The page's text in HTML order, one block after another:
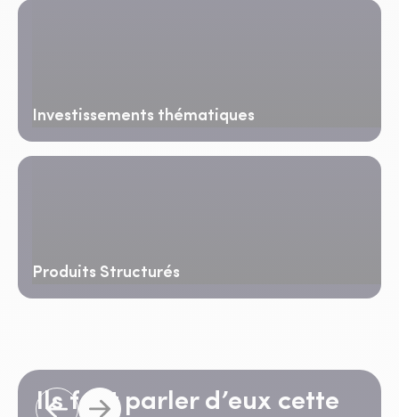
Investissements thématiques
Produits Structurés
Ils font parler d’eux cette